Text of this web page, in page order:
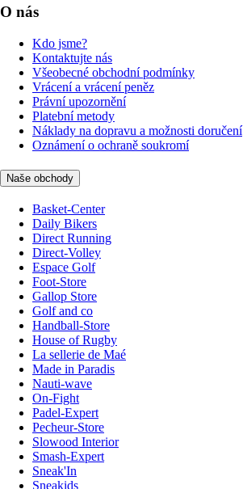
O nás
Kdo jsme?
Kontaktujte nás
Všeobecné obchodní podmínky
Vrácení a vrácení peněz
Právní upozornění
Platební metody
Náklady na dopravu a možnosti doručení
Oznámení o ochraně soukromí
Naše obchody
Basket-Center
Daily Bikers
Direct Running
Direct-Volley
Espace Golf
Foot-Store
Gallop Store
Golf and co
Handball-Store
House of Rugby
La sellerie de Maé
Made in Paradis
Nauti-wave
On-Fight
Padel-Expert
Pecheur-Store
Slowood Interior
Smash-Expert
Sneak'In
Sneakids